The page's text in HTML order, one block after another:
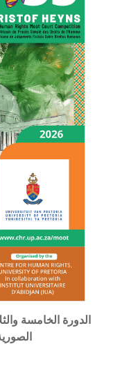
الدورة الخامسة